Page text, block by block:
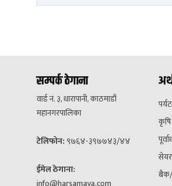
सम्पर्क ठेगाना
वार्ड नं. ३, धारापानी, काठमाडौं
महानगरपालिका
टेलिफोन: ९७६४-३९७७४३/४४
ईमेल ठेगाना:
कृषि
सेयर
बैक/